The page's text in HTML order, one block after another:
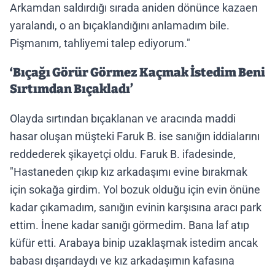
Arkamdan saldırdığı sırada aniden dönünce kazaen
yaralandı, o an bıçaklandığını anlamadım bile.
Pişmanım, tahliyemi talep ediyorum."
‘Bıçağı Görür Görmez Kaçmak İstedim Beni
Sırtımdan Bıçakladı’
Olayda sırtından bıçaklanan ve aracında maddi
hasar oluşan müşteki Faruk B. ise sanığın iddialarını
reddederek şikayetçi oldu. Faruk B. ifadesinde,
"Hastaneden çıkıp kız arkadaşımı evine bırakmak
için sokağa girdim. Yol bozuk olduğu için evin önüne
kadar çıkamadım, sanığın evinin karşısına aracı park
ettim. İnene kadar sanığı görmedim. Bana laf atıp
küfür etti. Arabaya binip uzaklaşmak istedim ancak
babası dışarıdaydı ve kız arkadaşımın kafasına